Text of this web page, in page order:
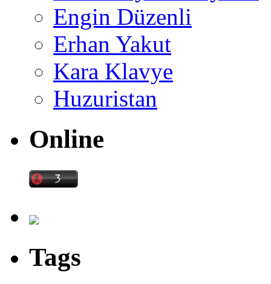
Engin Düzenli
Erhan Yakut
Kara Klavye
Huzuristan
Online
Tags